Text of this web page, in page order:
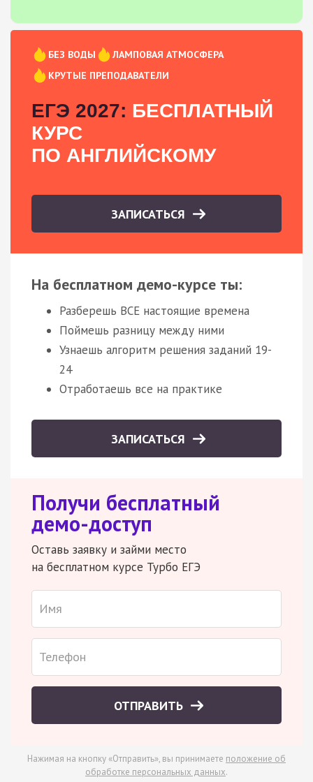
БЕЗ ВОДЫ
ЛАМПОВАЯ АТМОСФЕРА
КРУТЫЕ ПРЕПОДАВАТЕЛИ
ЕГЭ 2027: БЕСПЛАТНЫЙ
КУРС
ПО АНГЛИЙСКОМУ
ЗАПИСАТЬСЯ
На бесплатном демо-курсе ты:
Разберешь ВСЕ настоящие времена
Поймешь разницу между ними
Узнаешь алгоритм решения заданий 19-
24
Отработаешь все на практике
ЗАПИСАТЬСЯ
Получи бесплатный
демо-доступ
Оставь заявку и займи место
на бесплатном курсе Турбо ЕГЭ
ОТПРАВИТЬ
Нажимая на кнопку «Отправить», вы принимаете положение об
обработке персональных данных.